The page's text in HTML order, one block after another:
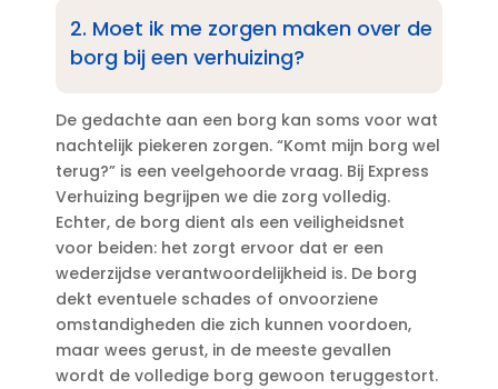
2.​ Moet ik me zorgen maken over de
borg bij een verhuizing?
De gedachte aan een borg kan soms voor wat
nachtelijk piekeren zorgen.​ “Komt mijn borg wel
terug?” is een veelgehoorde vraag.​ Bij Express
Verhuizing begrijpen we die zorg volledig.​
Echter, de borg dient als een veiligheidsnet
voor beiden: het zorgt ervoor dat er een
wederzijdse verantwoordelijkheid is.​ De borg
dekt eventuele schades of onvoorziene
omstandigheden die zich kunnen voordoen,
maar wees gerust, in de meeste gevallen
wordt de volledige borg gewoon teruggestort.​